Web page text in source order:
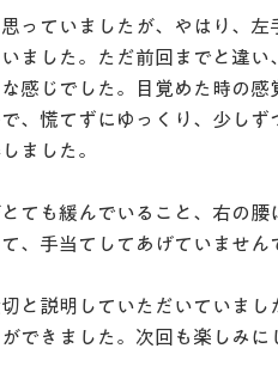
っていましたが、やはり、左
ました。ただ前回までと違い
感じでした。目覚めた時の感
、慌てずにゆっくり、少しず
ました。
ても緩んでいること、右の腰
、手当てしてあげていません
と説明していただいていまし
できました。次回も楽しみに